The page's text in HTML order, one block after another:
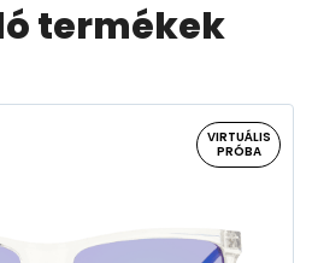
termékek
VIRTUÁLIS
PRÓBA